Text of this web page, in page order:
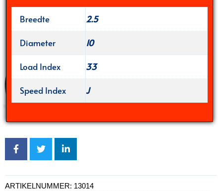
Breedte
2.5
Diameter
10
Load Index
33
Speed Index
J
ARTIKELNUMMER: 13014